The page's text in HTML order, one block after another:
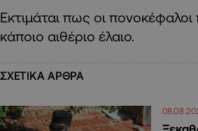
Εκτιμάται πως οι
κάποιο αιθέριο έλαιο.
ΣΧΕΤΙΚΑ ΑΡΘΡΑ